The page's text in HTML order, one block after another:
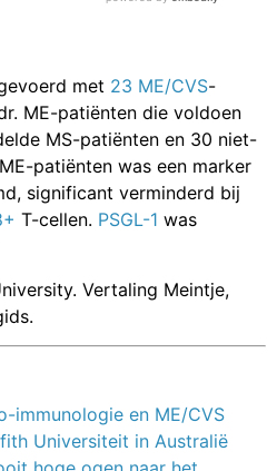
met 23 ME/CVS-
ME-patiënten die voldoen
MS-patiënten en 30 niet-
patiënten was een marker
significant verminderd bij
T-cellen. PSGL-1 was
Vertaling Meintje,
immunologie en ME/CVS
Universiteit in Australië